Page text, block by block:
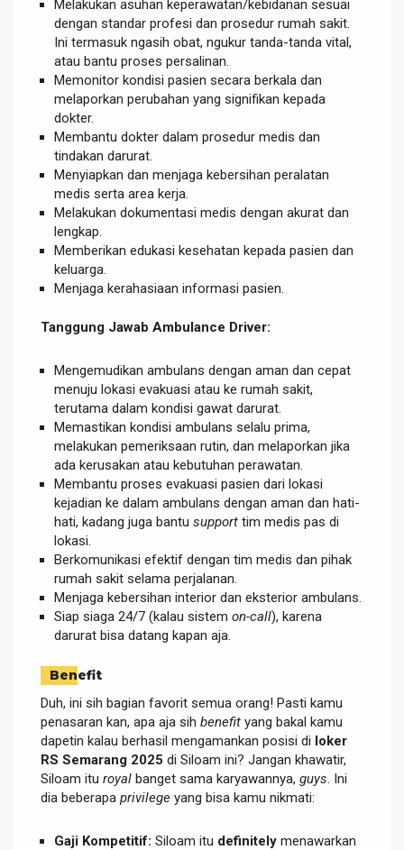
Melakukan asuhan keperawatan/kebidanan sesuai
dengan standar profesi dan prosedur rumah sakit.
Ini termasuk ngasih obat, ngukur tanda-tanda vital,
atau bantu proses persalinan.
Memonitor kondisi pasien secara berkala dan
melaporkan perubahan yang signifikan kepada
dokter.
Membantu dokter dalam prosedur medis dan
tindakan darurat.
Menyiapkan dan menjaga kebersihan peralatan
medis serta area kerja.
Melakukan dokumentasi medis dengan akurat dan
lengkap.
Memberikan edukasi kesehatan kepada pasien dan
keluarga.
Menjaga kerahasiaan informasi pasien.
Tanggung Jawab Ambulance Driver:
Mengemudikan ambulans dengan aman dan cepat
menuju lokasi evakuasi atau ke rumah sakit,
terutama dalam kondisi gawat darurat.
Memastikan kondisi ambulans selalu prima,
melakukan pemeriksaan rutin, dan melaporkan jika
ada kerusakan atau kebutuhan perawatan.
Membantu proses evakuasi pasien dari lokasi
kejadian ke dalam ambulans dengan aman dan hati-
hati, kadang juga bantu support tim medis pas di
lokasi.
Berkomunikasi efektif dengan tim medis dan pihak
rumah sakit selama perjalanan.
Menjaga kebersihan interior dan eksterior ambulans.
Siap siaga 24/7 (kalau sistem on-call), karena
darurat bisa datang kapan aja.
Benefit
Duh, ini sih bagian favorit semua orang! Pasti kamu
penasaran kan, apa aja sih benefit yang bakal kamu
dapetin kalau berhasil mengamankan posisi di loker
RS Semarang 2025 di Siloam ini? Jangan khawatir,
Siloam itu royal banget sama karyawannya, guys . Ini
dia beberapa privilege yang bisa kamu nikmati:
Gaji Kompetitif: Siloam itu definitely menawarkan